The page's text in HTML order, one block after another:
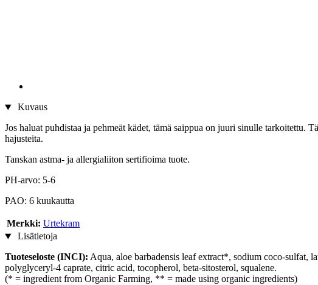
Kuvaus
Jos haluat puhdistaa ja pehmeät kädet, tämä saippua on juuri sinulle tarkoitettu.
hajusteita.
Tanskan astma- ja allergialiiton sertifioima tuote.
PH-arvo: 5-6
PAO: 6 kuukautta
Merkki: Urtekram
Lisätietoja
Tuoteseloste (INCI): Aqua, aloe barbadensis leaf extract*, sodium coco-sulfat,
polyglyceryl-4 caprate, citric acid, tocopherol, beta-sitosterol, squalene.
(* = ingredient from Organic Farming, ** = made using organic ingredients)